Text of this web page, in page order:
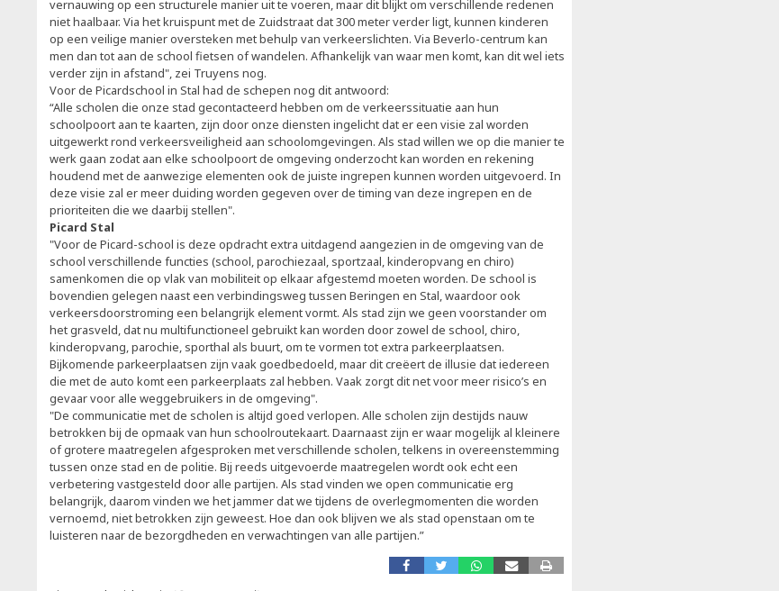
vernauwing op een structurele manier uit te voeren, maar dit blijkt om verschillende redenen
niet haalbaar. Via het kruispunt met de Zuidstraat dat 300 meter verder ligt, kunnen kinderen
op een veilige manier oversteken met behulp van verkeerslichten. Via Beverlo-centrum kan
men dan tot aan de school fietsen of wandelen. Afhankelijk van waar men komt, kan dit wel iets
verder zijn in afstand", zei Truyens nog.
Voor de Picardschool in Stal had de schepen nog dit antwoord:
“Alle scholen die onze stad gecontacteerd hebben om de verkeerssituatie aan hun
schoolpoort aan te kaarten, zijn door onze diensten ingelicht dat er een visie zal worden
uitgewerkt rond verkeersveiligheid aan schoolomgevingen. Als stad willen we op die manier te
werk gaan zodat aan elke schoolpoort de omgeving onderzocht kan worden en rekening
houdend met de aanwezige elementen ook de juiste ingrepen kunnen worden uitgevoerd. In
deze visie zal er meer duiding worden gegeven over de timing van deze ingrepen en de
prioriteiten die we daarbij stellen".
Picard Stal
"Voor de Picard-school is deze opdracht extra uitdagend aangezien in de omgeving van de
school verschillende functies (school, parochiezaal, sportzaal, kinderopvang en chiro)
samenkomen die op vlak van mobiliteit op elkaar afgestemd moeten worden. De school is
bovendien gelegen naast een verbindingsweg tussen Beringen en Stal, waardoor ook
verkeersdoorstroming een belangrijk element vormt. Als stad zijn we geen voorstander om
het grasveld, dat nu multifunctioneel gebruikt kan worden door zowel de school, chiro,
kinderopvang, parochie, sporthal als buurt, om te vormen tot extra parkeerplaatsen.
Bijkomende parkeerplaatsen zijn vaak goedbedoeld, maar dit creëert de illusie dat iedereen
die met de auto komt een parkeerplaats zal hebben. Vaak zorgt dit net voor meer risico’s en
gevaar voor alle weggebruikers in de omgeving".
"De communicatie met de scholen is altijd goed verlopen. Alle scholen zijn destijds nauw
betrokken bij de opmaak van hun schoolroutekaart. Daarnaast zijn er waar mogelijk al kleinere
of grotere maatregelen afgesproken met verschillende scholen, telkens in overeenstemming
tussen onze stad en de politie. Bij reeds uitgevoerde maatregelen wordt ook echt een
verbetering vastgesteld door alle partijen. Als stad vinden we open communicatie erg
belangrijk, daarom vinden we het jammer dat we tijdens de overlegmomenten die worden
vernoemd, niet betrokken zijn geweest. Hoe dan ook blijven we als stad openstaan om te
luisteren naar de bezorgdheden en verwachtingen van alle partijen.”